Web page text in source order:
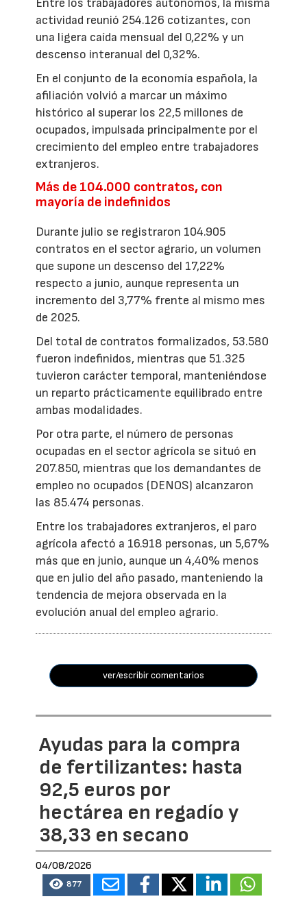
Entre los trabajadores autónomos, la misma
actividad reunió 254.126 cotizantes, con
una ligera caída mensual del 0,22% y un
descenso interanual del 0,32%.
En el conjunto de la economía española, la
afiliación volvió a marcar un máximo
histórico al superar los 22,5 millones de
ocupados, impulsada principalmente por el
crecimiento del empleo entre trabajadores
extranjeros.
Más de 104.000 contratos, con
mayoría de indefinidos
Durante julio se registraron 104.905
contratos en el sector agrario, un volumen
que supone un descenso del 17,22%
respecto a junio, aunque representa un
incremento del 3,77% frente al mismo mes
de 2025.
Del total de contratos formalizados, 53.580
fueron indefinidos, mientras que 51.325
tuvieron carácter temporal, manteniéndose
un reparto prácticamente equilibrado entre
ambas modalidades.
Por otra parte, el número de personas
ocupadas en el sector agrícola se situó en
207.850, mientras que los demandantes de
empleo no ocupados (DENOS) alcanzaron
las 85.474 personas.
Entre los trabajadores extranjeros, el paro
agrícola afectó a 16.918 personas, un 5,67%
más que en junio, aunque un 4,40% menos
que en julio del año pasado, manteniendo la
tendencia de mejora observada en la
evolución anual del empleo agrario.
ver/escribir comentarios
Ayudas para la compra
de fertilizantes: hasta
92,5 euros por
hectárea en regadío y
38,33 en secano
04/08/2026
877